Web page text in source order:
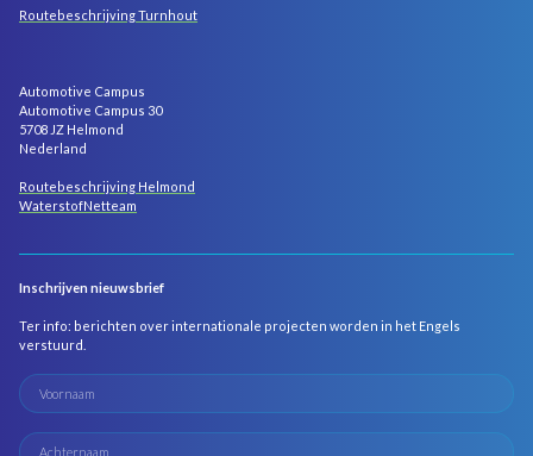
Routebeschrijving Turnhout
Automotive Campus
Automotive Campus 30
5708 JZ Helmond
Nederland
Routebeschrijving Helmond
WaterstofNetteam
Inschrijven nieuwsbrief
Ter info: berichten over internationale projecten worden in het Engels
verstuurd.